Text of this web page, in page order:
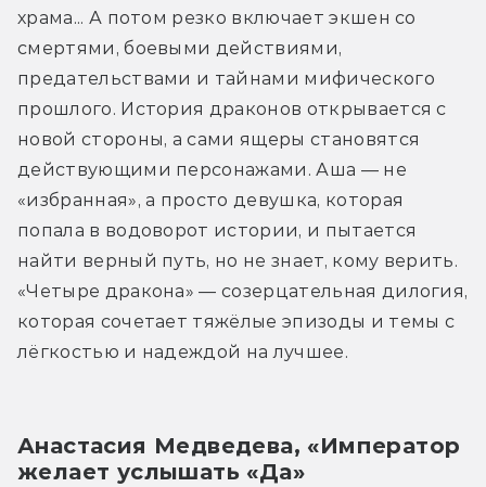
храма... А потом резко включает экшен со
смертями, боевыми действиями,
предательствами и тайнами мифического
прошлого. История драконов открывается с
новой стороны, а сами ящеры становятся
действующими персонажами. Аша — не
«избранная», а просто девушка, которая
попала в водоворот истории, и пытается
найти верный путь, но не знает, кому верить.
«Четыре дракона» — созерцательная дилогия,
которая сочетает тяжёлые эпизоды и темы с
лёгкостью и надеждой на лучшее.
Анастасия Медведева, «Император
желает услышать «Да»